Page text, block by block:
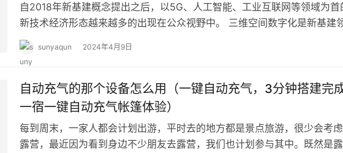
自2018年新基建概念提出之后，以5G、人工智能、工业互联网等领域为首
新技术经济形态越来越多的出现在公众视野中。 三维空间数字化是新基建
一个重要的方向，近日36氪接触的众趣科…
sunyaqun 2024年4月9日
自动充气的那个设备怎么用（一键自动充气，3分钟搭建完成
一宿一键自动充气帐篷体验）
每到周末，一家人都会计划出游，平时去的地方都是景点旅游，很少会考
露营，最近因为看到身边不少朋友去露营，我们也计划参与其中。既然是露